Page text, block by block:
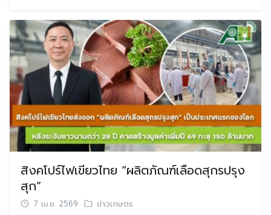
สิงคโปร์ไฟเขียวไทย “ผลิตภัณฑ์เลือดสุกรปรุง
สุก”
7 เม.ย. 2569 ข่าวเกษตร